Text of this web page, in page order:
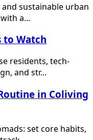
sustainable urban
a...
to Watch
residents, tech-
and str...
in Coliving
set core habits,